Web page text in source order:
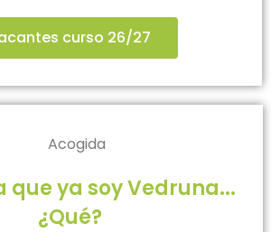
curso 26/27
que ya soy Vedruna...
¿Qué?